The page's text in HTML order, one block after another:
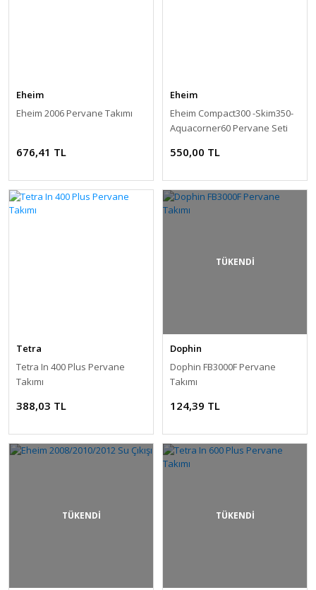
Eheim
Eheim 2006 Pervane Takımı
676,41 TL
Eheim
Eheim Compact300 -Skim350-
Aquacorner60 Pervane Seti
550,00 TL
Tetra
Tetra In 400 Plus Pervane
Takımı
388,03 TL
TÜKENDİ
Dophin
Dophin FB3000F Pervane
Takımı
124,39 TL
TÜKENDİ TÜKENDİ